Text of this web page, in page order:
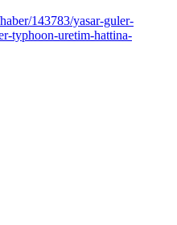
143783/yasar-guler-
typhoon-uretim-hattina-